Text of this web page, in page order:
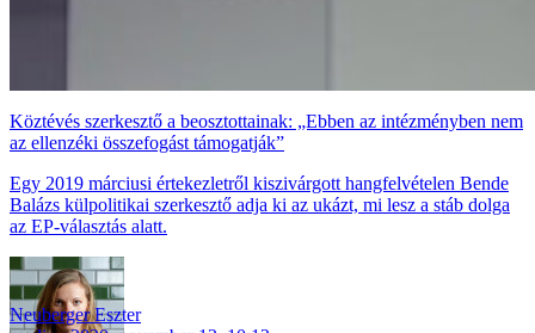
Köztévés szerkesztő a beosztottainak: „Ebben az intézményben nem
az ellenzéki összefogást támogatják”
Egy 2019 márciusi értekezletről kiszivárgott hangfelvételen Bende
Balázs külpolitikai szerkesztő adja ki az ukázt, mi lesz a stáb dolga
az EP-választás alatt.
Neuberger Eszter